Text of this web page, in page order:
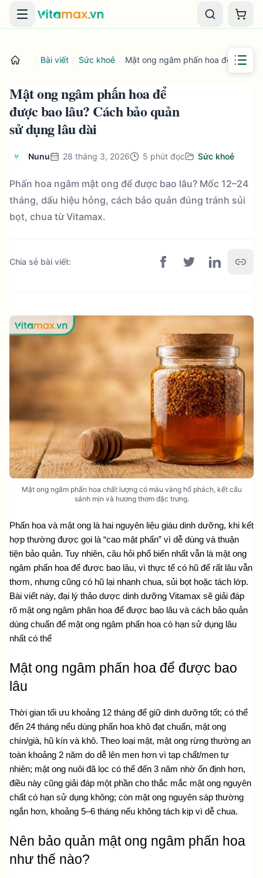
Danh mục Giỏ
Bài viết Sức khoẻ Mật ong ngâm phấn hoa để được
Mật ong ngâm phấn hoa để
được bao lâu? Cách bảo quản
sử dụng lâu dài
Nunu 28 tháng 3, 2026 5 phút đọc Sức khoẻ
Phấn hoa ngâm mật ong để được bao lâu? Mốc 12–24
tháng, dấu hiệu hỏng, cách bảo quản đúng tránh sủi
bọt, chua từ Vitamax.
Chia sẻ bài viết:
Mật ong ngâm phấn hoa chất lượng có màu vàng hổ phách, kết cấu
sánh mịn và hương thơm đặc trưng.
Phấn hoa và mật ong là hai nguyên liệu giàu dinh dưỡng, khi kết
hợp thường được gọi là “cao mật phấn” vì dễ dùng và thuận
tiện bảo quản. Tuy nhiên, câu hỏi phổ biến nhất vẫn là mật ong
ngâm phấn hoa để được bao lâu, vì thực tế có hũ để rất lâu vẫn
thơm, nhưng cũng có hũ lại nhanh chua, sủi bọt hoặc tách lớp.
Bài viết này, đại lý thảo dược dinh dưỡng Vitamax sẽ giải đáp
rõ mật ong ngâm phân hoa để được bao lâu và cách bảo quản
dúng chuẩn để mật ong ngâm phấn hoa có hạn sử dụng lâu
nhất có thể
Mật ong ngâm phấn hoa để được bao
lâu
Thời gian tối ưu khoảng 12 tháng để giữ dinh dưỡng tốt; có thể
đến 24 tháng nếu dùng phấn hoa khô đạt chuẩn, mật ong
chín/già, hũ kín và khô. Theo loại mật, mật ong rừng thường an
toàn khoảng 2 năm do dễ lên men hơn vì tạp chất/men tự
nhiên; mật ong nuôi đã lọc có thể đến 3 năm nhờ ổn định hơn,
điều này cũng giải đáp một phần cho thắc mắc mật ong nguyên
chất có hạn sử dụng không; còn mật ong nguyên sáp thường
ngắn hơn, khoảng 5–6 tháng nếu không tách kịp vì dễ chua.
Nên bảo quản mật ong ngâm phấn hoa
như thế nào?